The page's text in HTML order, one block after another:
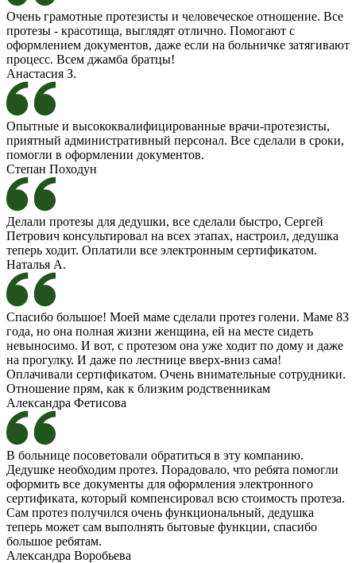
Очень грамотные протезисты и человеческое отношение. Все
протезы - красотища, выглядят отлично. Помогают с
оформлением документов, даже если на больничке затягивают
процесс. Всем джамба братцы!
Анастасия З.
Опытные и высококвалифицированные врачи-протезисты,
приятный административный персонал. Все сделали в сроки,
помогли в оформлении документов.
Степан Походун
Делали протезы для дедушки, все сделали быстро, Сергей
Петрович консультировал на всех этапах, настроил, дедушка
теперь ходит. Оплатили все электронным сертификатом.
Наталья А.
Спасибо большое! Моей маме сделали протез голени. Маме 83
года, но она полная жизни женщина, ей на месте сидеть
невыносимо. И вот, с протезом она уже ходит по дому и даже
на прогулку. И даже по лестнице вверх-вниз сама!
Оплачивали сертификатом. Очень внимательные сотрудники.
Отношение прям, как к близким родственникам
Александра Фетисова
В больнице посоветовали обратиться в эту компанию.
Дедушке необходим протез. Порадовало, что ребята помогли
оформить все документы для оформления электронного
сертификата, который компенсировал всю стоимость протеза.
Сам протез получился очень функциональный, дедушка
теперь может сам выполнять бытовые функции, спасибо
большое ребятам.
Александра Воробьева